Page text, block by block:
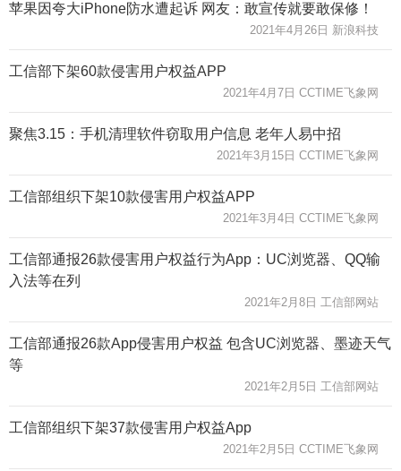
苹果因夸大iPhone防水遭起诉 网友：敢宣传就要敢保修！
2021年4月26日 新浪科技
工信部下架60款侵害用户权益APP
2021年4月7日 CCTIME飞象网
聚焦3.15：手机清理软件窃取用户信息 老年人易中招
2021年3月15日 CCTIME飞象网
工信部组织下架10款侵害用户权益APP
2021年3月4日 CCTIME飞象网
工信部通报26款侵害用户权益行为App：UC浏览器、QQ输
入法等在列
2021年2月8日 工信部网站
工信部通报26款App侵害用户权益 包含UC浏览器、墨迹天气
等
2021年2月5日 工信部网站
工信部组织下架37款侵害用户权益App
2021年2月5日 CCTIME飞象网